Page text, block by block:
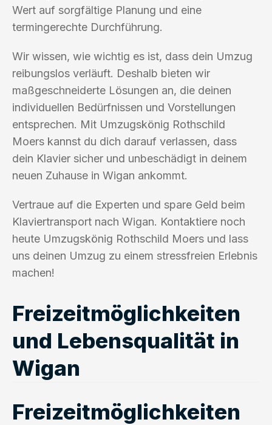
Wert auf sorgfältige Planung und eine
termingerechte Durchführung.
Wir wissen, wie wichtig es ist, dass dein Umzug
reibungslos verläuft. Deshalb bieten wir
maßgeschneiderte Lösungen an, die deinen
individuellen Bedürfnissen und Vorstellungen
entsprechen. Mit Umzugskönig Rothschild
Moers kannst du dich darauf verlassen, dass
dein Klavier sicher und unbeschädigt in deinem
neuen Zuhause in Wigan ankommt.
Vertraue auf die Experten und spare Geld beim
Klaviertransport nach Wigan. Kontaktiere noch
heute Umzugskönig Rothschild Moers und lass
uns deinen Umzug zu einem stressfreien Erlebnis
machen!
Freizeitmöglichkeiten
und Lebensqualität in
Wigan
Freizeitmöglichkeiten